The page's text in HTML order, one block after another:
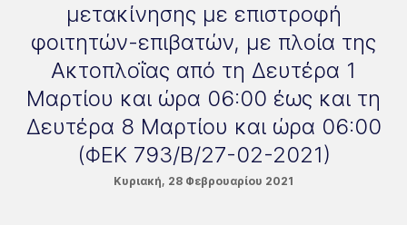
μετακίνησης με επιστροφή
φοιτητών-επιβατών, με πλοία της
Ακτοπλοΐας από τη Δευτέρα 1
Μαρτίου και ώρα 06:00 έως και τη
Δευτέρα 8 Μαρτίου και ώρα 06:00
(ΦΕΚ 793/Β/27-02-2021)
Κυριακή, 28 Φεβρουαρίου 2021